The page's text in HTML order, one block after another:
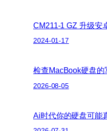
CM211-1 GZ 升级安
2024-01-17
检查MacBook硬盘的
2026-08-05
Ai时代你的硬盘可能